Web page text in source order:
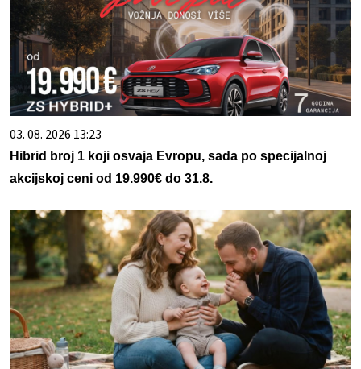
03. 08. 2026 13:23
Hibrid broj 1 koji osvaja Evropu, sada po specijalnoj
akcijskoj ceni od 19.990€ do 31.8.